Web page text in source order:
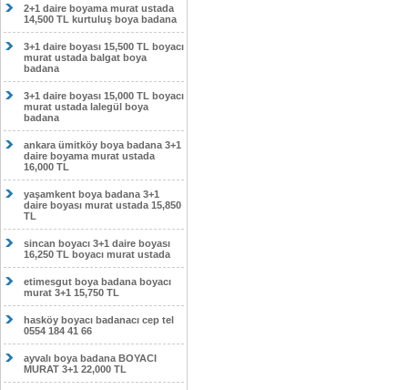
2+1 daire boyama murat ustada
14,500 TL kurtuluş boya badana
3+1 daire boyası 15,500 TL boyacı
murat ustada balgat boya
badana
3+1 daire boyası 15,000 TL boyacı
murat ustada lalegül boya
badana
ankara ümitköy boya badana 3+1
daire boyama murat ustada
16,000 TL
yaşamkent boya badana 3+1
daire boyası murat ustada 15,850
TL
sincan boyacı 3+1 daire boyası
16,250 TL boyacı murat ustada
etimesgut boya badana boyacı
murat 3+1 15,750 TL
hasköy boyacı badanacı cep tel
0554 184 41 66
ayvalı boya badana BOYACI
MURAT 3+1 22,000 TL